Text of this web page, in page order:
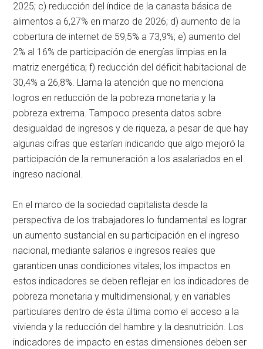
2025; c) reducción del índice de la canasta básica de
alimentos a 6,27% en marzo de 2026; d) aumento de la
cobertura de internet de 59,5% a 73,9%; e) aumento del
2% al 16% de participación de energías limpias en la
matriz energética; f) reducción del déficit habitacional de
30,4% a 26,8%. Llama la atención que no menciona
logros en reducción de la pobreza monetaria y la
pobreza extrema. Tampoco presenta datos sobre
desigualdad de ingresos y de riqueza, a pesar de que hay
algunas cifras que estarían indicando que algo mejoró la
participación de la remuneración a los asalariados en el
ingreso nacional.
En el marco de la sociedad capitalista desde la
perspectiva de los trabajadores lo fundamental es lograr
un aumento sustancial en su participación en el ingreso
nacional, mediante salarios e ingresos reales que
garanticen unas condiciones vitales; los impactos en
estos indicadores se deben reflejar en los indicadores de
pobreza monetaria y multidimensional, y en variables
particulares dentro de ésta última como el acceso a la
vivienda y la reducción del hambre y la desnutrición. Los
indicadores de impacto en estas dimensiones deben ser